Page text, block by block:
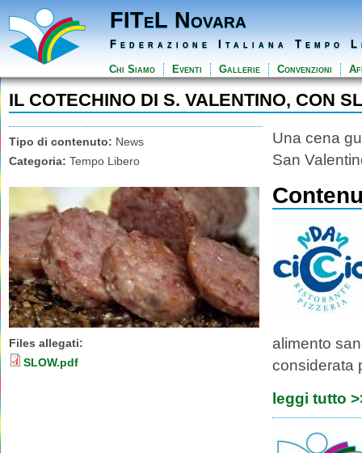
FITeL Novara
Federazione Italiana Tempo
Chi Siamo Eventi Gallerie Convenzioni
IL COTECHINO DI S. VALENTINO, CON
Tipo di contenuto: News
Categoria: Tempo Libero
Files allegati:
SLOW.pdf
Una cena
San
alimento
considerata
leggi tutto